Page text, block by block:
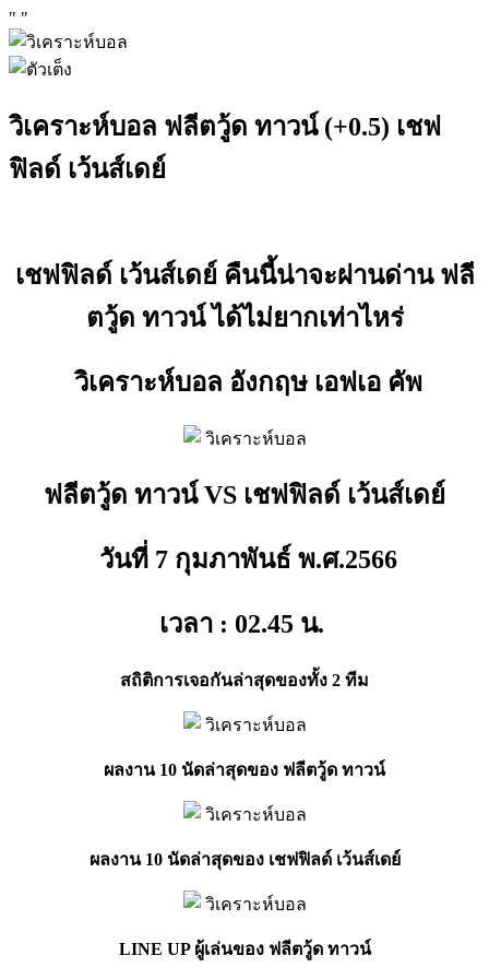
" "
วิเคราะห์บอล ฟลีตวู้ด ทาวน์ (+0.5) เชฟ
ฟิลด์ เว้นส์เดย์
เชฟฟิลด์ เว้นส์เดย์ คืนนี้น่าจะผ่านด่าน ฟลี
ตวู้ด ทาวน์ ได้ไม่ยากเท่าไหร่
วิเคราะห์บอล อังกฤษ เอฟเอ คัพ
ฟลีตวู้ด ทาวน์ VS เชฟฟิลด์ เว้นส์เดย์
วันที่ 7 กุมภาพันธ์ พ.ศ.2566
เวลา : 02.45 น.
สถิติการเจอกันล่าสุดของทั้ง 2 ทีม
ผลงาน 10 นัดล่าสุดของ ฟลีตวู้ด ทาวน์
ผลงาน 10 นัดล่าสุดของ เชฟฟิลด์ เว้นส์เดย์
LINE UP ผู้เล่นของ ฟลีตวู้ด ทาวน์